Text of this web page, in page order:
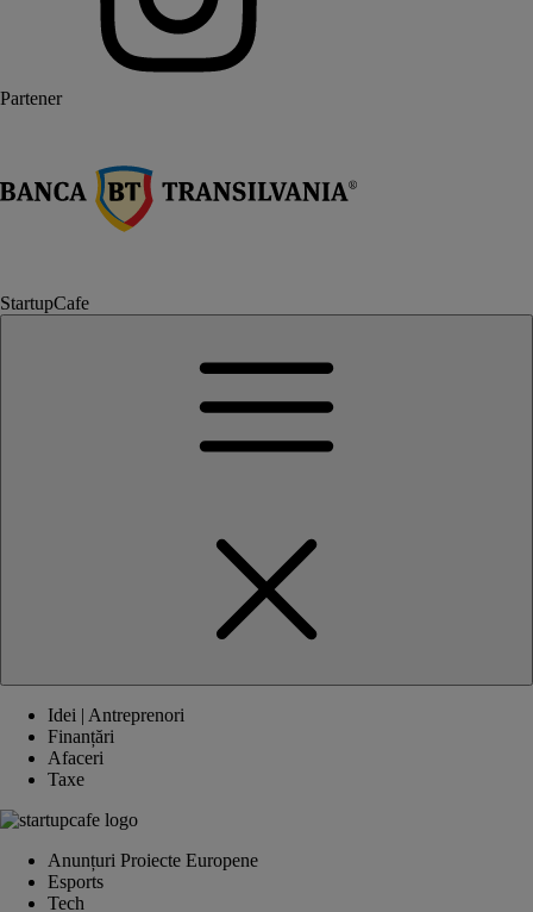
Partener
StartupCafe
Idei | Antreprenori
Finanțări
Afaceri
Taxe
Anunțuri Proiecte Europene
Esports
Tech